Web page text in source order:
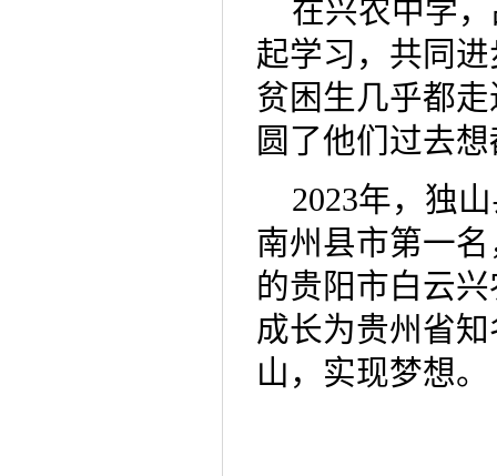
在兴农中学
起学习，共同
贫困生几乎都
圆了他们过去
2023年，独
南州县市第一
的贵阳市白云
成长为贵州省
山，实现梦想。